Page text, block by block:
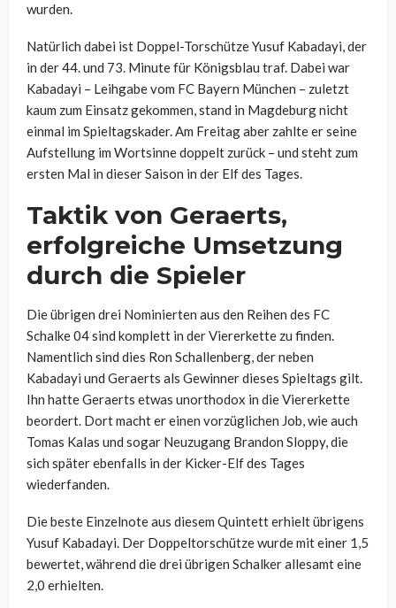
wurden.
Natürlich dabei ist Doppel-Torschütze Yusuf Kabadayi, der
in der 44. und 73. Minute für Königsblau traf. Dabei war
Kabadayi – Leihgabe vom FC Bayern München – zuletzt
kaum zum Einsatz gekommen, stand in Magdeburg nicht
einmal im Spieltagskader. Am Freitag aber zahlte er seine
Aufstellung im Wortsinne doppelt zurück – und steht zum
ersten Mal in dieser Saison in der Elf des Tages.
Taktik von Geraerts,
erfolgreiche Umsetzung
durch die Spieler
Die übrigen drei Nominierten aus den Reihen des FC
Schalke 04 sind komplett in der Viererkette zu finden.
Namentlich sind dies Ron Schallenberg, der neben
Kabadayi und Geraerts als Gewinner dieses Spieltags gilt.
Ihn hatte Geraerts etwas unorthodox in die Viererkette
beordert. Dort macht er einen vorzüglichen Job, wie auch
Tomas Kalas und sogar Neuzugang Brandon Sloppy, die
sich später ebenfalls in der Kicker-Elf des Tages
wiederfanden.
Die beste Einzelnote aus diesem Quintett erhielt übrigens
Yusuf Kabadayi. Der Doppeltorschütze wurde mit einer 1,5
bewertet, während die drei übrigen Schalker allesamt eine
2,0 erhielten.